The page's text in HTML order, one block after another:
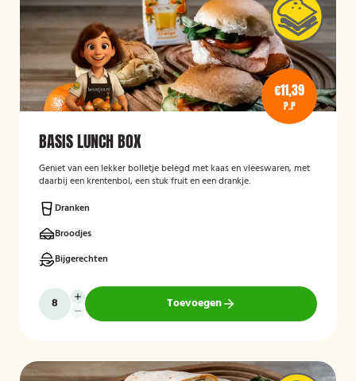
€11,39
P.P
BASIS LUNCH BOX
Geniet van een lekker bolletje belegd met kaas en vleeswaren, met
daarbij een krentenbol, een stuk fruit en een drankje.
Dranken
Broodjes
Bijgerechten
Toevoegen